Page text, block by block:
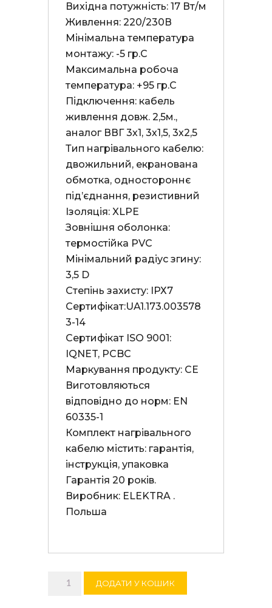
Вихідна потужність: 17 Вт/м
Живлення: 220/230В
Мінімальна температура
монтажу: -5 гр.С
Максимальна робоча
температура: +95 гр.С
Підключення: кабель
живлення довж. 2,5м.,
аналог ВВГ 3х1, 3х1,5, 3х2,5
Тип нагрівального кабелю:
двожильний, екранована
обмотка, одностороннє
під’єднання, резистивний
Ізоляція: XLPE
Зовнішня оболонка:
термостійка PVC
Мінімальний радіус згину:
3,5 D
Степінь захисту: ІРХ7
Сертифікат:UA1.173.003578
3-14
Сертифікат ISO 9001:
IQNET, PCBC
Маркування продукту: СЕ
Виготовляються
відповідно до норм: EN
60335-1
Комплект нагрівального
кабелю містить: гарантія,
інструкція, упаковка
Гарантія 20 років.
Виробник: ELEKTRA .
Польша
Нагрівальний
кабель
ДОДАТИ У КОШИК